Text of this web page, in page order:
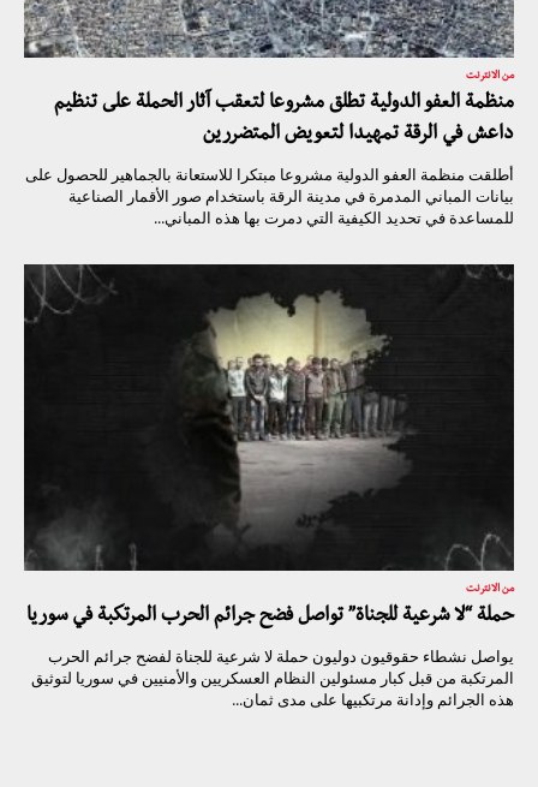
من الانترنت
منظمة العفو الدولية تطلق مشروعا لتعقب آثار الحملة على تنظيم
داعش في الرقة تمهيدا لتعويض المتضررين
أطلقت منظمة العفو الدولية مشروعا مبتكرا للاستعانة بالجماهير للحصول على
بيانات المباني المدمرة في مدينة الرقة باستخدام صور الأقمار الصناعية
للمساعدة في تحديد الكيفية التي دمرت بها هذه المباني...
من الانترنت
حملة “لا شرعية للجناة” تواصل فضح جرائم الحرب المرتكبة في سوريا
يواصل نشطاء حقوقيون دوليون حملة لا شرعية للجناة لفضح جرائم الحرب
المرتكبة من قبل كبار مسئولين النظام العسكريين والأمنيين في سوريا لتوثيق
هذه الجرائم وإدانة مرتكبيها على مدى ثمان...